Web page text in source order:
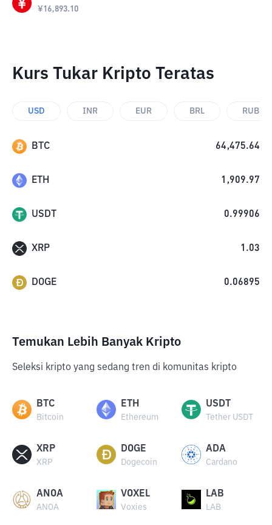
¥16,893.10
Kurs Tukar Kripto Teratas
USD INR EUR BRL RUB
BTC 64,475.64
ETH 1,909.97
USDT 0.99906
XRP 1.03
DOGE 0.06895
Temukan Lebih Banyak Kripto
Seleksi kripto yang sedang tren di komunitas kripto
BTC
Bitcoin
ETH
Ethereum
USDT
Tether USDT
XRP
XRP
DOGE
Dogecoin
ADA
Cardano
ANOA
ANOA
VOXEL
Voxies
LAB
LAB